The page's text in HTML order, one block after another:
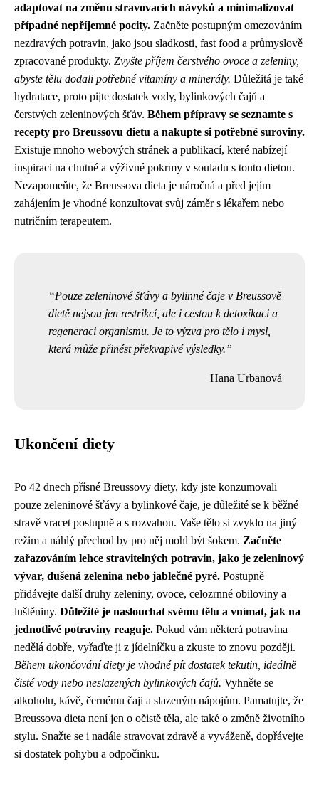
adaptovat na změnu stravovacích návyků a minimalizovat
případné nepříjemné pocity. Začněte postupným omezováním
nezdravých potravin, jako jsou sladkosti, fast food a průmyslově
zpracované produkty. Zvyšte příjem čerstvého ovoce a zeleniny,
abyste tělu dodali potřebné vitamíny a minerály. Důležitá je také
hydratace, proto pijte dostatek vody, bylinkových čajů a
čerstvých zeleninových šťáv. Během přípravy se seznamte s
recepty pro Breussovu dietu a nakupte si potřebné suroviny.
Existuje mnoho webových stránek a publikací, které nabízejí
inspiraci na chutné a výživné pokrmy v souladu s touto dietou.
Nezapomeňte, že Breussova dieta je náročná a před jejím
zahájením je vhodné konzultovat svůj záměr s lékařem nebo
nutričním terapeutem.
Pouze zeleninové šťávy a bylinné čaje v Breussově
dietě nejsou jen restrikcí, ale i cestou k detoxikaci a
regeneraci organismu. Je to výzva pro tělo i mysl,
která může přinést překvapivé výsledky.
Hana Urbanová
Ukončení diety
Po 42 dnech přísné Breussovy diety, kdy jste konzumovali
pouze zeleninové šťávy a bylinkové čaje, je důležité se k běžné
stravě vracet postupně a s rozvahou. Vaše tělo si zvyklo na jiný
režim a náhlý přechod by pro něj mohl být šokem. Začněte
zařazováním lehce stravitelných potravin, jako je zeleninový
vývar, dušená zelenina nebo jablečné pyré. Postupně
přidávejte další druhy zeleniny, ovoce, celozrnné obiloviny a
luštěniny. Důležité je naslouchat svému tělu a vnímat, jak na
jednotlivé potraviny reaguje. Pokud vám některá potravina
nedělá dobře, vyřaďte ji z jídelníčku a zkuste to znovu později.
Během ukončování diety je vhodné pít dostatek tekutin, ideálně
čisté vody nebo neslazených bylinkových čajů. Vyhněte se
alkoholu, kávě, černému čaji a slazeným nápojům. Pamatujte, že
Breussova dieta není jen o očistě těla, ale také o změně životního
stylu. Snažte se i nadále stravovat zdravě a vyváženě, dopřávejte
si dostatek pohybu a odpočinku.